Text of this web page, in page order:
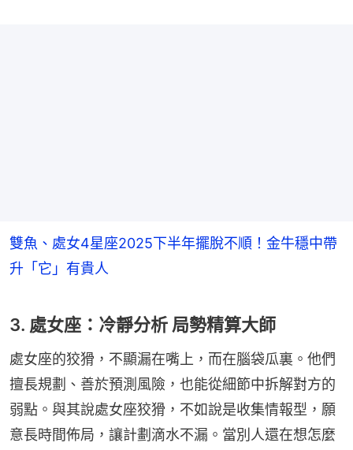
雙魚、處女4星座2025下半年擺脫不順！金牛穩中帶
升「它」有貴人
3. 處女座：冷靜分析 局勢精算大師
處女座的狡猾，不顯漏在嘴上，而在腦袋瓜裏。他們
擅長規劃、善於預測風險，也能從細節中拆解對方的
弱點。與其說處女座狡猾，不如說是收集情報型，願
意長時間佈局，讓計劃滴水不漏。當別人還在想怎麼